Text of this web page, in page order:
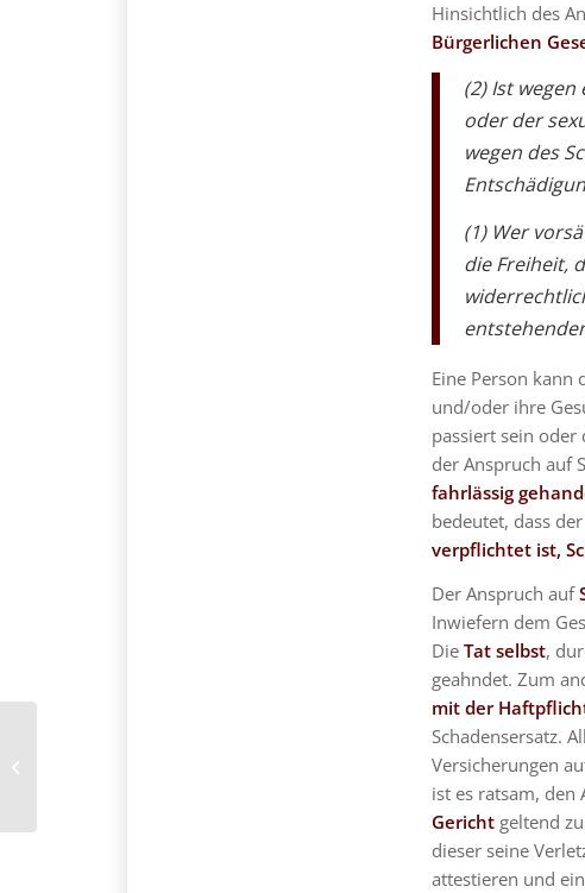
Hinsichtlich des
Bürgerlichen
(2) Ist
oder der
wegen des
(1) Wer
die Freiheit,
Eine Person kann
und/oder ihre
passiert sein oder
der Anspruch auf
fahrlässig
bedeutet, dass
verpflichtet ist,
Der Anspruch auf
Inwiefern dem
Die Tat selbst,
geahndet. Zum
mit der
Schadensersatz.
Versicherungen
ist es ratsam, den
Gerichtgeltend
dieser seine
attestieren und